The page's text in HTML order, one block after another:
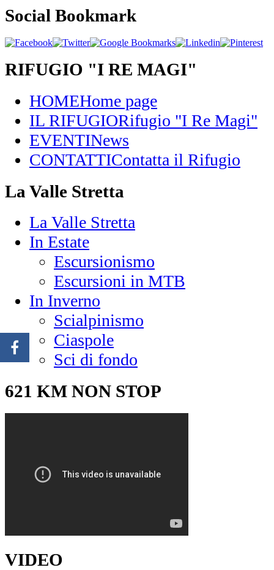
Social Bookmark
RIFUGIO "I RE MAGI"
HOMEHome page
IL RIFUGIORifugio "I Re Magi"
EVENTINews
CONTATTIContatta il Rifugio
La Valle Stretta
La Valle Stretta
In Estate
Escursionismo
Escursioni in MTB
In Inverno
Scialpinismo
Ciaspole
Sci di fondo
621 KM NON STOP
VIDEO